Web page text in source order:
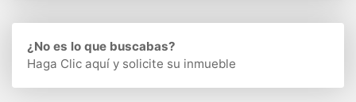
¿No es lo que buscabas?
Haga Clic aquí y solicite su inmueble